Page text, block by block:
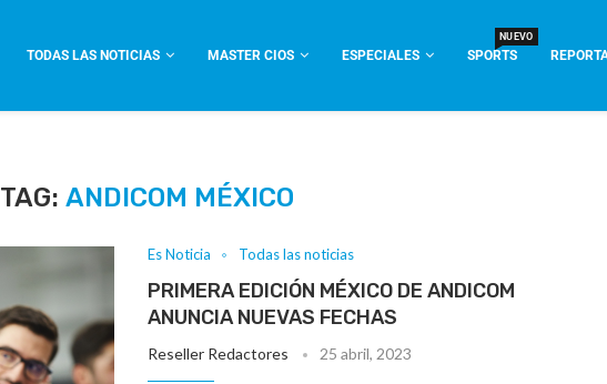
TODAS LAS NOTICIAS MASTER CIOS ESPECIALES SPORTS
NUEVO
TAG:ANDICOM MÉXICO
Es Noticia Todas las noticias
PRIMERA EDICIÓN MÉXICO DE ANDICOM
ANUNCIA NUEVAS FECHAS
Reseller Redactores 25 abril, 2023